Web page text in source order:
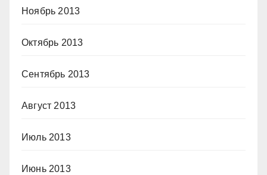
Ноябрь 2013
Октябрь 2013
Сентябрь 2013
Август 2013
Июль 2013
Июнь 2013